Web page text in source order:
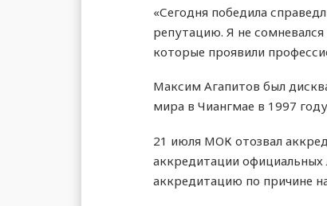
«Сегодня победила
репутацию. Я не
которые проявили
Максим Агапитов был
мира в Чиангмае в 1997
21 июля МОК отозвал
аккредитации
аккредитацию по причине